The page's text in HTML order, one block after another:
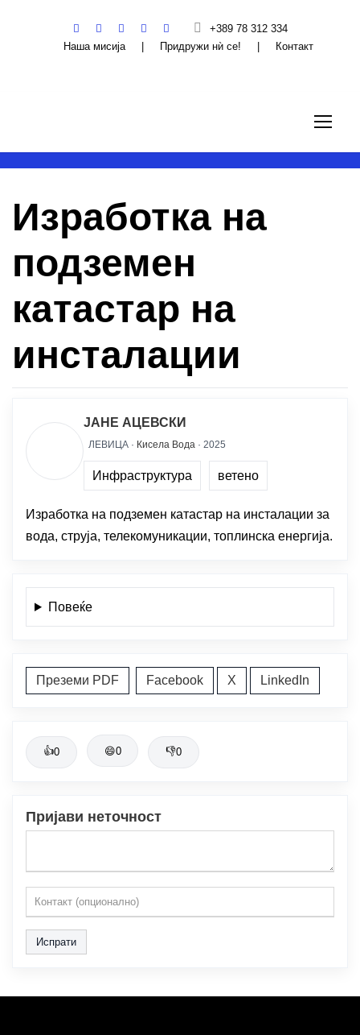
+389 78 312 334
Наша мисија
Придружи нѝ се! Контакт
Изработка на
подземен
катастар на
инсталации
ЈАНЕ АЦЕВСКИ
ЛЕВИЦА · Кисела Вода · 2025
Инфраструктура ветено
Изработка на подземен катастар на инсталации за
вода, струја, телекомуникации, топлинска енергија.
Повеќе
Преземи PDF Facebook X LinkedIn
👍0 😄0 👎0
Пријави неточност
Испрати